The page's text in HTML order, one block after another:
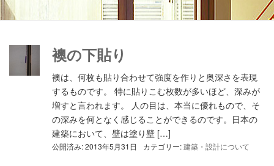
襖の下貼り
襖は、何枚も貼り合わせて強度を作りと奥深さを表現
するものです。 特に貼りこむ枚数が多いほど、深みが
増すと言われます。 人の目は、本当に優れもので、そ
の深みを何となく感じることができるのです。日本の
建築において、壁は塗り壁 […]
公開済み: 2013年5月31日 カテゴリー:建築・設計について